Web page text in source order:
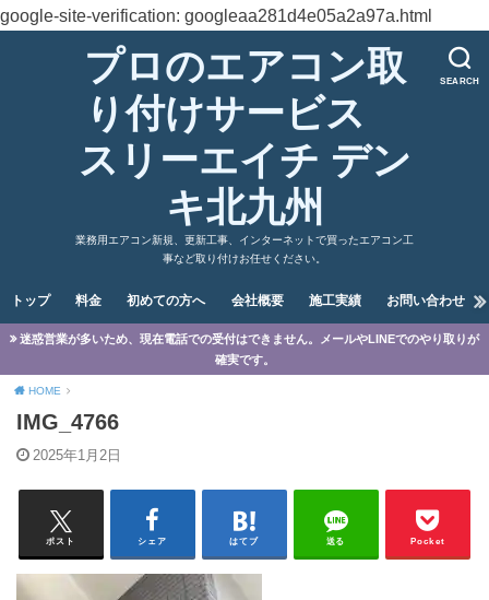
google-site-verification: googleaa281d4e05a2a97a.html
SEARCH
プロのエアコン取
り付けサービス
スリーエイチ デン
キ北九州
業務用エアコン新規、更新工事、インターネットで買ったエアコン工
事など取り付けお任せください。
トップ 料金 初めての方へ 会社概要 施工実績 お問い合わせ
迷惑営業が多いため、現在電話での受付はできません。メールやLINEでのやり取りが
確実です。
HOME
IMG_4766
2025年1月2日
ポスト シェア はてブ 送る Pocket